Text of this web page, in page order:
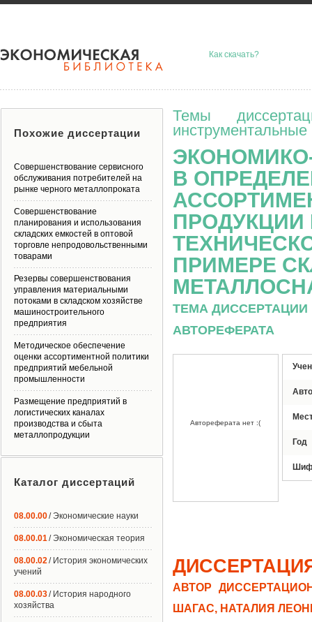
Как скачать?
Темы
В
ПРИМЕРЕ
ТЕМА
АВТОРЕФЕРАТА
Автореферата нет :(
Год
АВТОР
ШАГАС, НАТАЛИЯ
Похожие диссертации
Совершенствование сервисного
обслуживания потребителей на
рынке черного металлопроката
Совершенствование
планирования и использования
складских емкостей в оптовой
торговле непродовольственными
товарами
Резервы совершенствования
управления материальными
потоками в складском хозяйстве
машиностроительного
предприятия
Методическое обеспечение
оценки ассортиментной политики
предприятий мебельной
промышленности
Размещение предприятий в
логистических каналах
производства и сбыта
металлопродукции
Каталог диссертаций
08.00.00/ Экономические науки
08.00.01/ Экономическая теория
08.00.02/ История экономических
учений
08.00.03/ История народного
хозяйства